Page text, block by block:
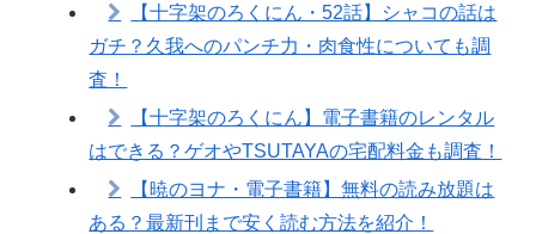
【十字架のろくにん・52話】シャコの話は
ガチ？久我へのパンチ力・肉食性についても調
査！
【十字架のろくにん】電子書籍のレンタル
はできる？ゲオやTSUTAYAの宅配料金も調査！
【暁のヨナ・電子書籍】無料の読み放題は
ある？最新刊まで安く読む方法を紹介！